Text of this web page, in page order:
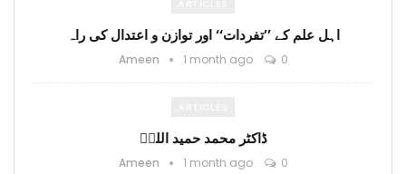
اہل علم کے ’’تفردات‘‘ اور توازن و اعتدال کی راہ
Ameen 1 month ago 0
ڈاکٹر محمد حمید اللہؒ
Ameen 1 month ago 0